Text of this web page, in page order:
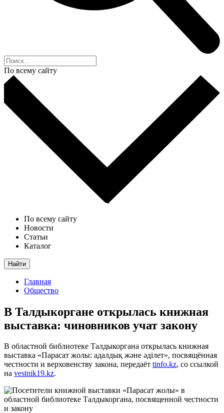
По всему сайту
По всему сайту
Новости
Статьи
Каталог
Найти
Главная
Общество
В Талдыкоргане открылась книжная
выставка: чиновников учат закону
В областной библиотеке Талдыкоргана открылась книжная
выставка «Парасат жолы: адалдық және әділет», посвящённая
честности и верховенству закона, передаёт tinfo.kz, со ссылкой
на vestnik19.kz.